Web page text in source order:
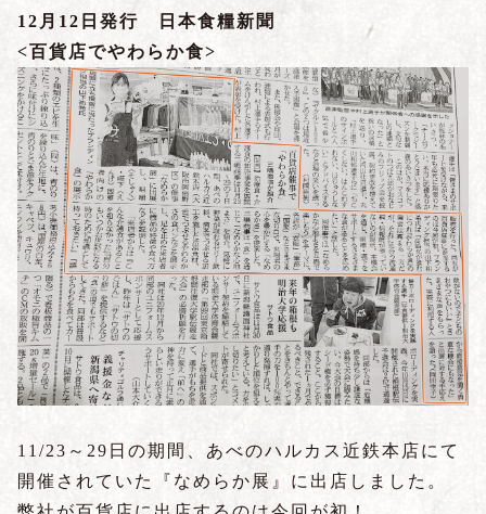
12月12日発行 日本食糧新聞
<百貨店でやわらか食>
11/23～29日の期間、あべのハルカス近鉄本店にて
開催されていた『なめらか展』に出店しました。